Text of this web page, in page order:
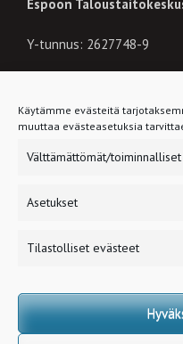
Käytämme evästeitä
muuttaa evästeasetuksia
Välttämättömät/
Asetukset
Tilastolliset evästeet
Espoon
Y-tunnus: 2627748-9
Tykkää meistä